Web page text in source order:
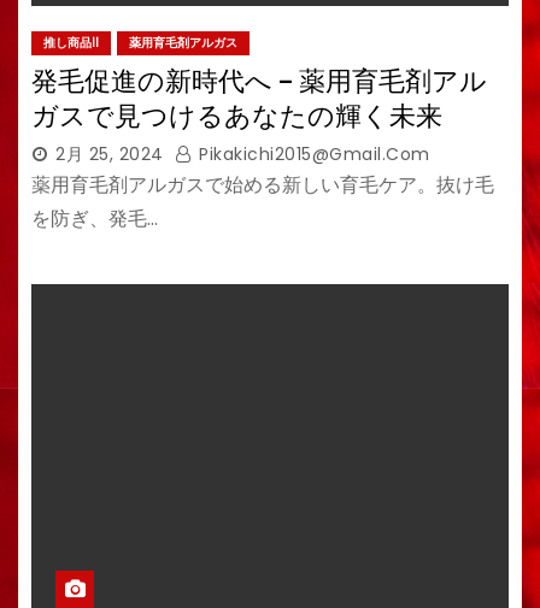
推し商品II 薬用育毛剤アルガス
発毛促進の新時代へ – 薬用育毛剤アル
ガスで見つけるあなたの輝く未来
2月 25, 2024 Pikakichi2015@gmail.com
薬用育毛剤アルガスで始める新しい育毛ケア。抜け毛
を防ぎ、発毛…